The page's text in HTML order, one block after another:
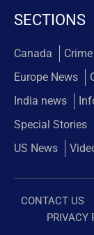
SECTIONS
Canada Crime
Europe News
India news
Special Stories
US News
CONTACT US
PRIVACY